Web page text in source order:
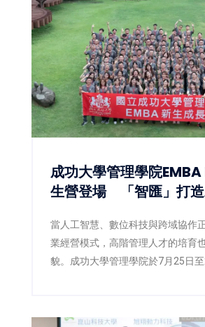
成功大學管理學院EMBA
生營登場 「智匯」打造
當人工智慧、數位科技與跨域協作
業經營模式，高階管理人才的培育
貌。成功大學管理學院於7月25日
意與智慧的交流融合。活動結合管